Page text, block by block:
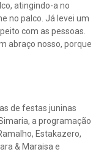
atingindo-a no
no palco. Já levei um
com as pessoas.
abraço nosso, porque
de festas juninas
a programação
Estakazero,
& Maraisa e